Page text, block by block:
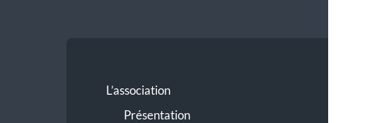
L’association
Présentation